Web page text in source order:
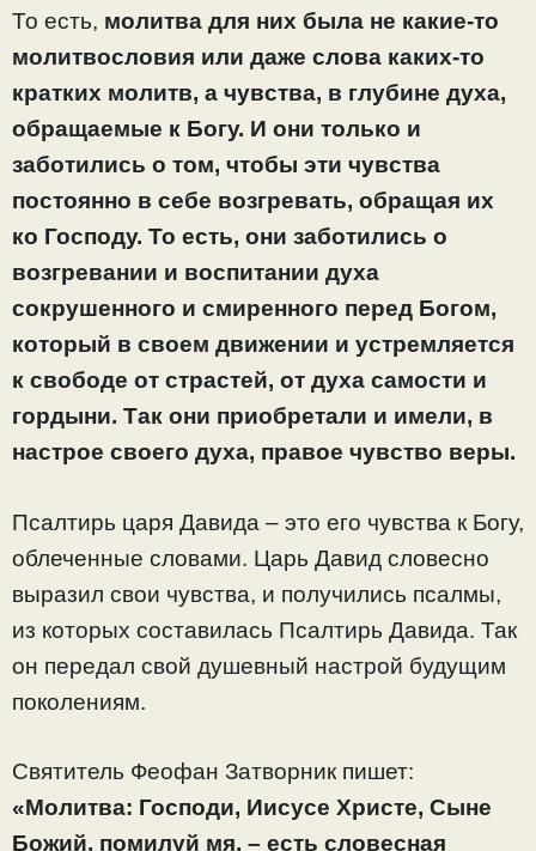
То есть, молитва для них была не какие-то
молитвословия или даже слова каких-то
кратких молитв, а чувства, в глубине духа,
обращаемые к Богу. И они только и
заботились о том, чтобы эти чувства
постоянно в себе возгревать, обращая их
ко Господу. То есть, они заботились о
возгревании и воспитании духа
сокрушенного и смиренного перед Богом,
который в своем движении и устремляется
к свободе от страстей, от духа самости и
гордыни. Так они приобретали и имели, в
настрое своего духа, правое чувство веры.
Псалтирь царя Давида – это его чувства к Богу,
облеченные словами. Царь Давид словесно
выразил свои чувства, и получились псалмы,
из которых составилась Псалтирь Давида. Так
он передал свой душевный настрой будущим
поколениям.
Святитель Феофан Затворник пишет:
«Молитва: Господи, Иисусе Христе, Сыне
Божий, помилуй мя, – есть словесная